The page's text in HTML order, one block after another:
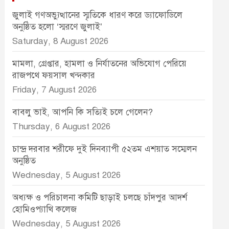
জুলাই গণঅভ্যুত্থানের স্মৃতিকে ধারণ করে ড্যাফোডিলে
অনুষ্ঠিত হলো ‘স্মরণে জুলাই’
Saturday, 8 August 2026
মামলা, গ্রেপ্তার, হামলা ও নির্যাতনের অভিযোগ পেরিয়ে
রাজপথে ফয়সাল খন্দকার
Friday, 7 August 2026
বাবলু ভাই, আপনি কি সত্যিই চলে গেলেন?
Thursday, 6 August 2026
চান্দ্র দরবার শরীফে দুই দিনব্যাপী ৫২তম এশয়াত সম্মেলন
অনুষ্ঠিত
Wednesday, 5 August 2026
অধ্যক্ষ ও পরিচালনা কমিটি ছাড়াই চলছে চাঁদপুর আদর্শ
হোমিওপ্যাথি কলেজ
Wednesday, 5 August 2026